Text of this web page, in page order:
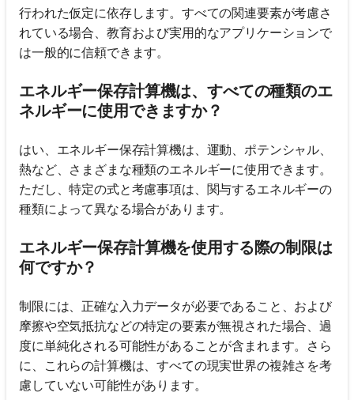
行われた仮定に依存します。すべての関連要素が考慮さ
れている場合、教育および実用的なアプリケーションで
は一般的に信頼できます。
エネルギー保存計算機は、すべての種類のエ
ネルギーに使用できますか？
はい、エネルギー保存計算機は、運動、ポテンシャル、
熱など、さまざまな種類のエネルギーに使用できます。
ただし、特定の式と考慮事項は、関与するエネルギーの
種類によって異なる場合があります。
エネルギー保存計算機を使用する際の制限は
何ですか？
制限には、正確な入力データが必要であること、および
摩擦や空気抵抗などの特定の要素が無視された場合、過
度に単純化される可能性があることが含まれます。さら
に、これらの計算機は、すべての現実世界の複雑さを考
慮していない可能性があります。